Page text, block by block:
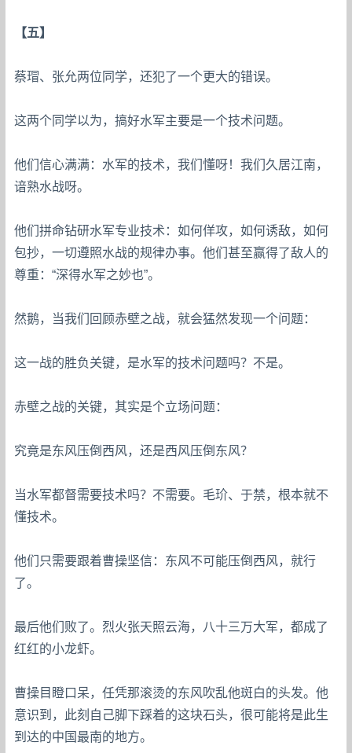
【五】
蔡瑁、张允两位同学，还犯了一个更大的错误。
这两个同学以为，搞好水军主要是一个技术问题。
他们信心满满：水军的技术，我们懂呀！我们久居江南，
谙熟水战呀。
他们拼命钻研水军专业技术：如何佯攻，如何诱敌，如何
包抄，一切遵照水战的规律办事。他们甚至赢得了敌人的
尊重：“深得水军之妙也”。
然鹅，当我们回顾赤壁之战，就会猛然发现一个问题：
这一战的胜负关键，是水军的技术问题吗？不是。
赤壁之战的关键，其实是个立场问题：
究竟是东风压倒西风，还是西风压倒东风？
当水军都督需要技术吗？不需要。毛玠、于禁，根本就不
懂技术。
他们只需要跟着曹操坚信：东风不可能压倒西风，就行
了。
最后他们败了。烈火张天照云海，八十三万大军，都成了
红红的小龙虾。
曹操目瞪口呆，任凭那滚烫的东风吹乱他斑白的头发。他
意识到，此刻自己脚下踩着的这块石头，很可能将是此生
到达的中国最南的地方。